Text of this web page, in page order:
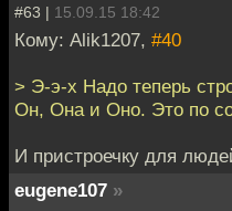
#63 | 15.09.15 18:42
Кому: Alik1207, #40
> Э-э-х Надо теперь
Он, Она и Оно. Это по
И пристроечку для
eugene107 »